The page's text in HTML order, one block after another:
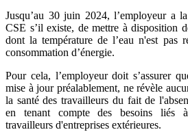
Jusqu’au 30 juin 2024, l’employeur a
CSE s’il existe, de mettre à disposition
dont la température de l’eau n'est pas
consommation d’énergie.
Pour cela, l’employeur doit s’assurer
mise à jour préalablement, ne révèle
la santé des travailleurs du fait de
en tenant compte des besoins liés
travailleurs d'entreprises extérieures.